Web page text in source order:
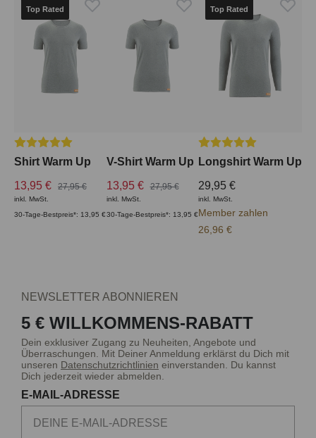
Top Rated
Durchschnittliche Bewertung von 5 von 5 Sternen
Shirt Warm Up
13,95 €
27,95 €
inkl. MwSt.
30-Tage-Bestpreis*: 13,95 €
V-Shirt Warm Up
13,95 €
27,95 €
inkl. MwSt.
30-Tage-Bestpreis*: 13,95 €
Top Rated
Durchschnittliche
Longshirt Warm Up
29,95 €
inkl. MwSt.
Member zahlen
26,96 €
NEWSLETTER ABONNIEREN
5 € WILLKOMMENS-RABATT
Dein exklusiver Zugang zu Neuheiten, Angebote und
Überraschungen. Mit Deiner Anmeldung erklärst du Dich mit
unseren Datenschutzrichtlinien einverstanden. Du kannst
Dich jederzeit wieder abmelden.
E-MAIL-ADRESSE